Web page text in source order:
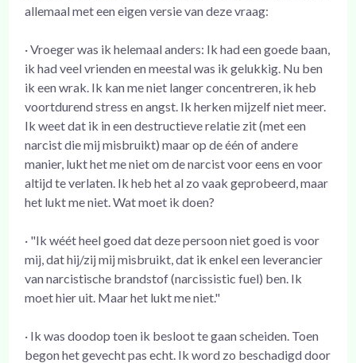
allemaal met een eigen versie van deze vraag:
· Vroeger was ik helemaal anders: Ik had een goede baan,
ik had veel vrienden en meestal was ik gelukkig. Nu ben
ik een wrak. Ik kan me niet langer concentreren, ik heb
voortdurend stress en angst. Ik herken mijzelf niet meer.
Ik weet dat ik in een destructieve relatie zit (met een
narcist die mij misbruikt) maar op de één of andere
manier, lukt het me niet om de narcist voor eens en voor
altijd te verlaten. Ik heb het al zo vaak geprobeerd, maar
het lukt me niet. Wat moet ik doen?
· "Ik wéét heel goed dat deze persoon niet goed is voor
mij, dat hij/zij mij misbruikt, dat ik enkel een leverancier
van narcistische brandstof (narcissistic fuel) ben. Ik
moet hier uit. Maar het lukt me niet."
· Ik was doodop toen ik besloot te gaan scheiden. Toen
begon het gevecht pas echt. Ik word zo beschadigd door